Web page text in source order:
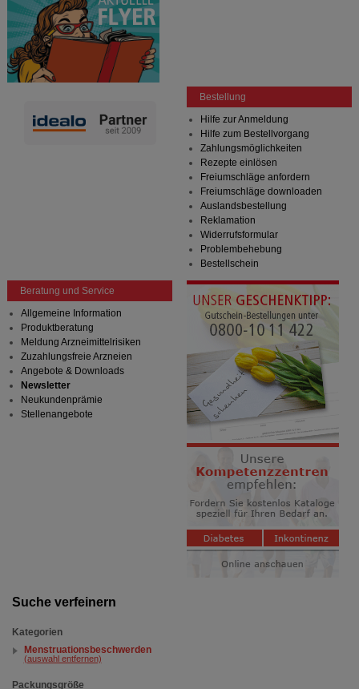
Suche verfeinern
Kategorien
Menstruationsbeschwerden
(auswahl entfernen)
Packungsgröße
Bestellung
Hilfe zur Anmeldung
Hilfe zum Bestellvorgang
Zahlungsmöglichkeiten
Rezepte einlösen
Freiumschläge anfordern
Freiumschläge downloaden
Auslandsbestellung
Reklamation
Widerrufsformular
Problembehebung
Bestellschein
Beratung und Service
Allgemeine Information
Produktberatung
Meldung Arzneimittelrisiken
Zuzahlungsfreie Arzneien
Angebote & Downloads
Newsletter
Neukundenprämie
Stellenangebote